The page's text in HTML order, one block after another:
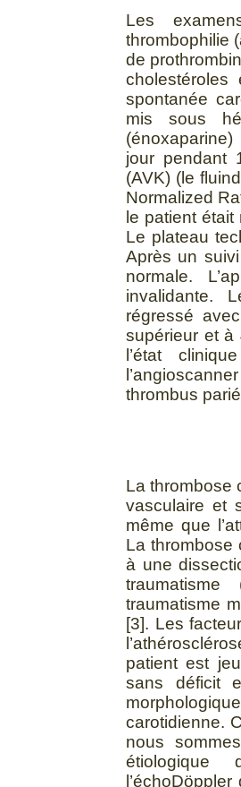
Les
thrombophilie
de
cholestéroles
spontanée
mis sous
jour pendant
(AVK) (le
Normalized
le patient
Le plateau
Après un
normale.
invalidante.
régressé
supérieur et à
l’état
thrombus
La thrombose
vasculaire et
même que
La thrombose
à une
traumatisme
[3]. Les
patient est
sans déficit
carotidienne.
nous
étiologique